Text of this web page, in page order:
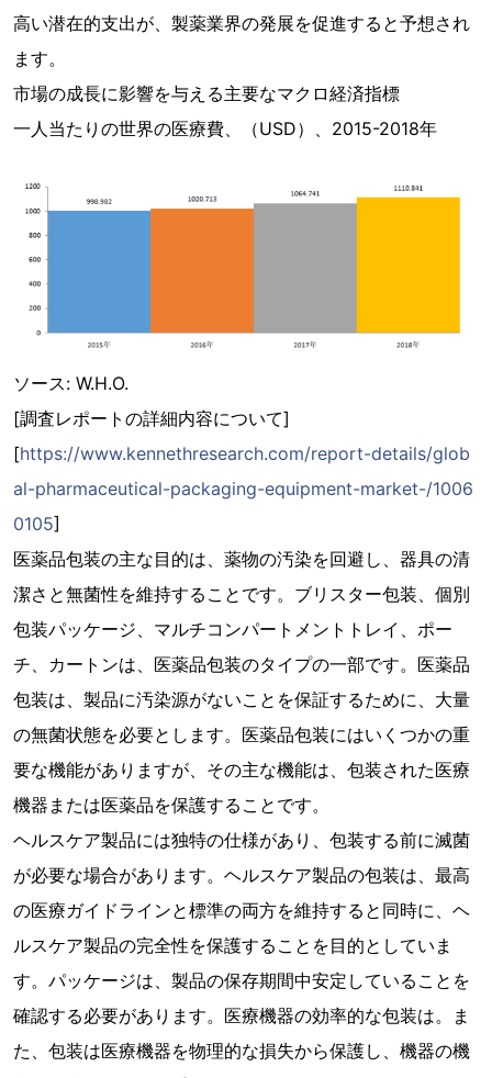
高い潜在的支出が、製薬業界の発展を促進すると予想され
ます。
市場の成長に影響を与える主要なマクロ経済指標
一人当たりの世界の医療費、（USD）、2015-2018年
ソース: W.H.O.
[調査レポートの詳細内容について]
[https://www.kennethresearch.com/report-details/glob
al-pharmaceutical-packaging-equipment-market-/1006
0105]
医薬品包装の主な目的は、薬物の汚染を回避し、器具の清
潔さと無菌性を維持することです。ブリスター包装、個別
包装パッケージ、マルチコンパートメントトレイ、ポー
チ、カートンは、医薬品包装のタイプの一部です。医薬品
包装は、製品に汚染源がないことを保証するために、大量
の無菌状態を必要とします。医薬品包装にはいくつかの重
要な機能がありますが、その主な機能は、包装された医療
機器または医薬品を保護することです。
ヘルスケア製品には独特の仕様があり、包装する前に滅菌
が必要な場合があります。ヘルスケア製品の包装は​​、最高
の医療ガイドラインと標準の両方を維持すると同時に、ヘ
ルスケア製品の完全性を保護することを目的としていま
す。パッケージは、製品の保存期間中安定していることを
確認する必要があります。医療機器の効率的な包装は​​。ま
た、包装は​​医療機器を物理的な損失から保護し、機器の機